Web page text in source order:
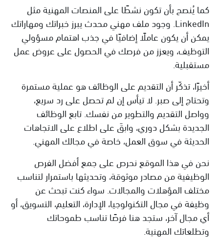
كما يُنصح بأن تكون نشطًا على المنصات المهنية مثل
LinkedIn. وجود ملف مهني محدث يبرز خبراتك ومهاراتك
يمكن أن يكون عاملًا إضافيًا في جذب اهتمام مسؤولي
التوظيف، ويعزز من فرصك في الحصول على عروض عمل
مستقبلية.
أخيرًا، تذكّر أن التقديم على الوظائف هو عملية مستمرة
وتحتاج إلى صبر. لا تيأس إن لم تحصل على رد سريع،
وواصل التقديم والتطوير من نفسك. تابع الوظائف
الجديدة بشكل دوري، وابقَ على اطلاع على الاتجاهات
الحديثة في سوق العمل، خاصة في مجالك المهني.
نحن في هذا الموقع نحرص على جمع أفضل الفرص
الوظيفية من مصادر موثوقة، وتحديثها باستمرار لتناسب
مختلف المؤهلات والمجالات. سواء كنت تبحث عن
وظيفة في مجال التكنولوجيا، الإدارة، التعليم، التسويق، أو
أي مجال آخر، ستجد هنا فرصًا تناسب طموحاتك
وتطلعاتك المهنية.